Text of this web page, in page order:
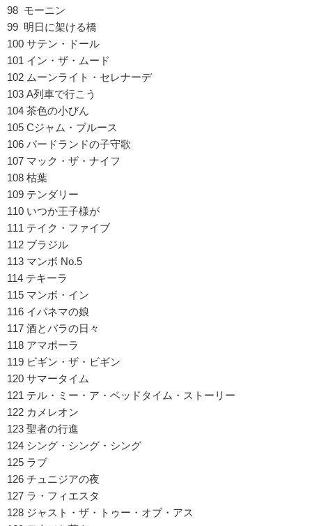
98 モーニン
99 明日に架ける橋
100 サテン・ドール
101 イン・ザ・ムード
102 ムーンライト・セレナーデ
103 A列車で行こう
104 茶色の小びん
105 Cジャム・ブルース
106 バードランドの子守歌
107 マック・ザ・ナイフ
108 枯葉
109 テンダリー
110 いつか王子様が
111 テイク・ファイブ
112 ブラジル
113 マンボ No.5
114 テキーラ
115 マンボ・イン
116 イパネマの娘
117 酒とバラの日々
118 アマポーラ
119 ビギン・ザ・ビギン
120 サマータイム
121 テル・ミー・ア・ベッドタイム・ストーリー
122 カメレオン
123 聖者の行進
124 シング・シング・シング
125 ラブ
126 チュニジアの夜
127 ラ・フィエスタ
128 ジャスト・ザ・トゥー・オブ・アス